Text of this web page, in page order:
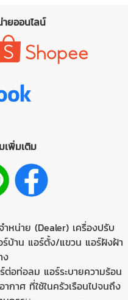
ยออนไลน์
พิ่มเติม
หน่าย (Dealer) เครื่องปรับ
บ้าน แอร์ตั้ง/แขวน แอร์ฝังฝ้า
ง
ต่อท่อลม แอร์ระบายความร้อน
กาศ ที่ใช้ในครัวเรือนไปจนถึง